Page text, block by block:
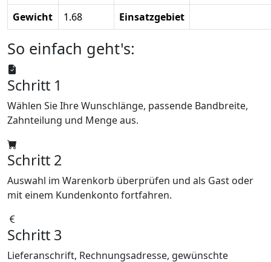
Gewicht 1.68 Einsatzgebiet
So einfach geht's:
Schritt 1
Wählen Sie Ihre Wunschlänge, passende Bandbreite,
Zahnteilung und Menge aus.
Schritt 2
Auswahl im Warenkorb überprüfen und als Gast oder
mit einem Kundenkonto fortfahren.
Schritt 3
Lieferanschrift, Rechnungsadresse, gewünschte